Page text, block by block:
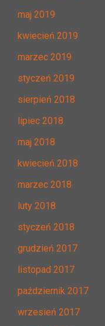
maj 2019
kwiecień 2019
marzec 2019
styczeń 2019
sierpień 2018
lipiec 2018
maj 2018
kwiecień 2018
marzec 2018
luty 2018
styczeń 2018
grudzień 2017
listopad 2017
październik 2017
wrzesień 2017